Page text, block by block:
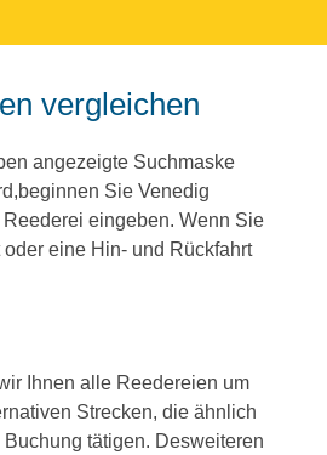
vergleichen
angezeigte Suchmaske
Sie Venedig
eingeben. Wenn Sie
eine Hin- und Rückfahrt
Ihnen alle Reedereien um
Strecken, die ähnlich
tätigen. Desweiteren